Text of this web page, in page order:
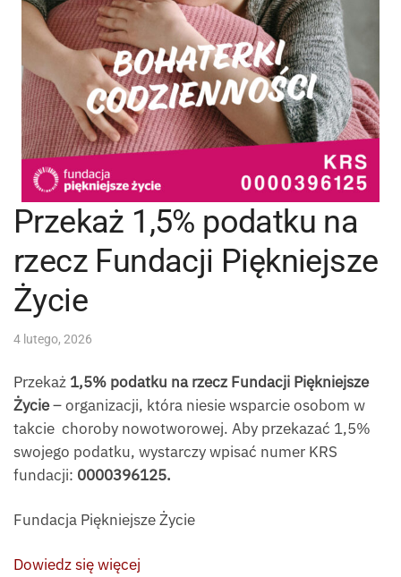
Przekaż 1,5% podatku na
rzecz Fundacji Piękniejsze
Życie
4 lutego, 2026
Przekaż 1,5% podatku na rzecz Fundacji Piękniejsze
Życie– organizacji, która niesie wsparcie osobom w
takcie choroby nowotworowej. Aby przekazać 1,5%
swojego podatku, wystarczy wpisać numer KRS
fundacji: 0000396125.
Fundacja Piękniejsze Życie
Dowiedz się więcej